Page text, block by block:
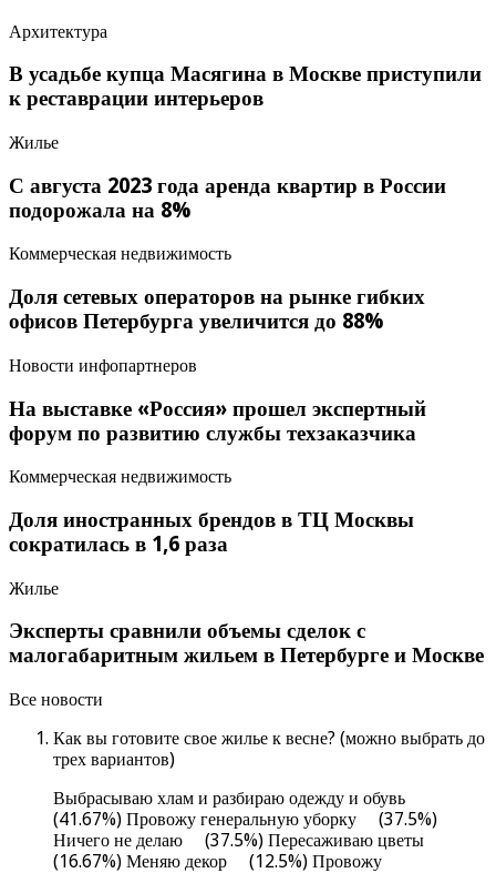
Архитектура
В усадьбе купца Масягина в Москве приступили
к реставрации интерьеров
Жилье
С августа 2023 года аренда квартир в России
подорожала на 8%
Коммерческая недвижимость
Доля сетевых операторов на рынке гибких
офисов Петербурга увеличится до 88%
Новости инфопартнеров
На выставке «Россия» прошел экспертный
форум по развитию службы техзаказчика
Коммерческая недвижимость
Доля иностранных брендов в ТЦ Москвы
сократилась в 1,6 раза
Жилье
Эксперты сравнили объемы сделок с
малогабаритным жильем в Петербурге и Москве
Все новости
Как вы готовите свое жилье к весне? (можно выбрать до
трех вариантов)
Выбрасываю хлам и разбираю одежду и обувь
(41.67%) Провожу генеральную уборку (37.5%)
Ничего не делаю (37.5%) Пересаживаю цветы
(16.67%) Меняю декор (12.5%) Провожу